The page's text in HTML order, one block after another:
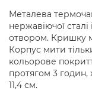
Металева
нержавіючої
отвором. Кришку
Корпус мити
кольорове
протягом 3
11,4 см.